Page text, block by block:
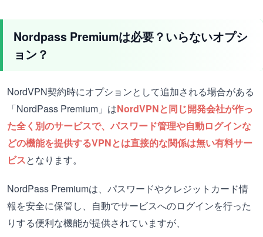
Nordpass Premiumは必要？いらないオプシ
ョン？
NordVPN契約時にオプションとして追加される場合がある
「NordPass Premium」はNordVPNと同じ開発会社が作っ
た全く別のサービスで、パスワード管理や自動ログインな
どの機能を提供するVPNとは直接的な関係は無い有料サー
ビスとなります。
NordPass Premiumは、パスワードやクレジットカード情
報を安全に保管し、自動でサービスへのログインを行った
りする便利な機能が提供されていますが、